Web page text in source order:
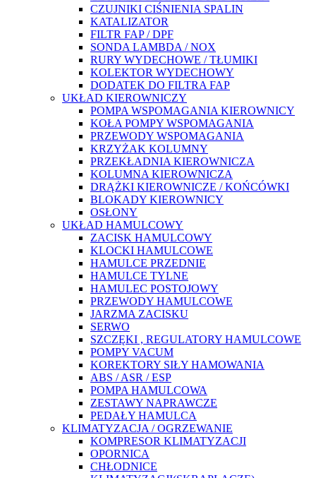
CZUJNIKI CIŚNIENIA SPALIN
KATALIZATOR
FILTR FAP / DPF
SONDA LAMBDA / NOX
RURY WYDECHOWE / TŁUMIKI
KOLEKTOR WYDECHOWY
DODATEK DO FILTRA FAP
UKŁAD KIEROWNICZY
POMPA WSPOMAGANIA KIEROWNICY
KOŁA POMPY WSPOMAGANIA
PRZEWODY WSPOMAGANIA
KRZYŻAK KOLUMNY
PRZEKŁADNIA KIEROWNICZA
KOLUMNA KIEROWNICZA
DRĄŻKI KIEROWNICZE / KOŃCÓWKI
BLOKADY KIEROWNICY
OSŁONY
UKŁAD HAMULCOWY
ZACISK HAMULCOWY
KLOCKI HAMULCOWE
HAMULCE PRZEDNIE
HAMULCE TYLNE
HAMULEC POSTOJOWY
PRZEWODY HAMULCOWE
JARZMA ZACISKU
SERWO
SZCZĘKI , REGULATORY HAMULCOWE
POMPY VACUM
KOREKTORY SIŁY HAMOWANIA
ABS / ASR / ESP
POMPA HAMULCOWA
ZESTAWY NAPRAWCZE
PEDAŁY HAMULCA
KLIMATYZACJA / OGRZEWANIE
KOMPRESOR KLIMATYZACJI
OPORNICA
CHŁODNICE